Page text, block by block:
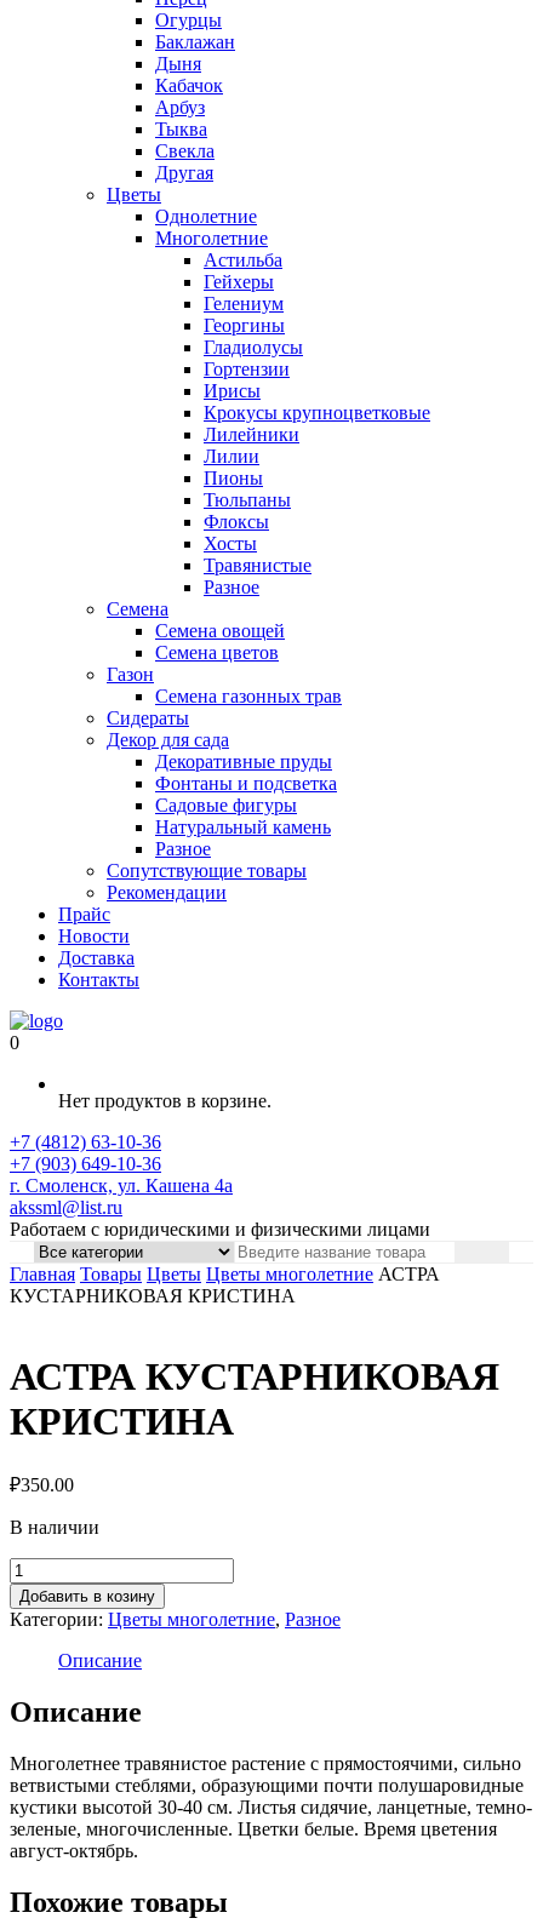
Огурцы
Баклажан
Дыня
Кабачок
Арбуз
Тыква
Свекла
Другая
Цветы
Однолетние
Многолетние
Астильба
Гейхеры
Гелениум
Георгины
Гладиолусы
Гортензии
Ирисы
Крокусы крупноцветковые
Лилейники
Лилии
Пионы
Тюльпаны
Флоксы
Хосты
Травянистые
Разное
Семена
Семена овощей
Семена цветов
Газон
Семена газонных трав
Сидераты
Декор для сада
Декоративные пруды
Фонтаны и подсветка
Садовые фигуры
Натуральный камень
Разное
Сопутствующие товары
Рекомендации
Прайс
Новости
Доставка
Контакты
0
Нет продуктов в корзине.
+7 (4812) 63-10-36
+7 (903) 649-10-36
г. Смоленск, ул. Кашена 4а
akssml@list.ru
Работаем с юридическими и физическими лицами
Главная Товары Цветы Цветы многолетние АСТРА
КУСТАРНИКОВАЯ КРИСТИНА
АСТРА КУСТАРНИКОВАЯ
КРИСТИНА
₽350.00
В наличии
Добавить в козину
Категории: Цветы многолетние, Разное
Описание
Описание
Многолетнее травянистое растение с прямостоячими, сильно
ветвистыми стеблями, образующими почти полушаровидные
кустики высотой 30-40 см. Листья сидячие, ланцетные, темно-
зеленые, многочисленные. Цветки белые. Время цветения
август-октябрь.
Похожие товары